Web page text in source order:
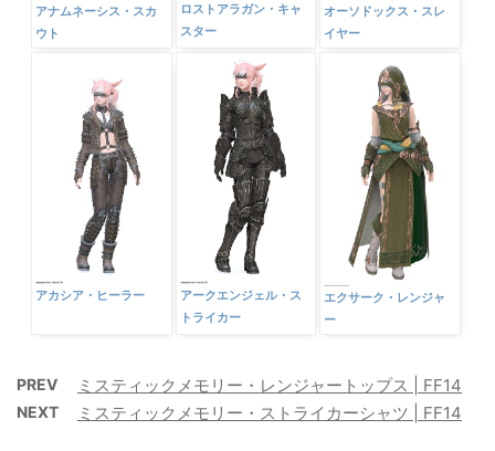
アナムネーシス・スカ
ウト
ロストアラガン・キャ
スター
オーソドックス・スレ
イヤー
アカシア・ヒーラー
アークエンジェル・ス
トライカー
エクサーク・レンジャ
ー
PREV ミスティックメモリー・レンジャートップス | FF14
NEXT ミスティックメモリー・ストライカーシャツ | FF14